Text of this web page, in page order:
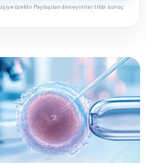
özeldir. Paylaşılan deneyimler tıbbi sonuç